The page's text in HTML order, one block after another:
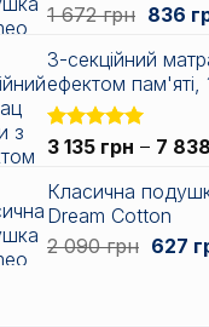
1 672грн
1
672
836
3-секційний
ефектом пам'яті,
Оцінено в
з 5
3 135 грн – 7 838
Класична
Dream Cotton
2 090грн
090
627